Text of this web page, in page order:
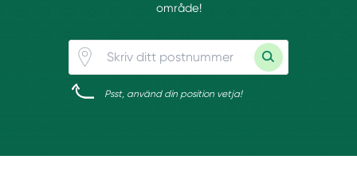
område!
Psst, använd din position vetja!